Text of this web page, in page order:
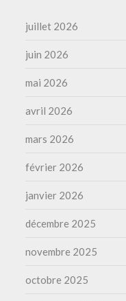
juillet 2026
juin 2026
mai 2026
avril 2026
mars 2026
février 2026
janvier 2026
décembre 2025
novembre 2025
octobre 2025